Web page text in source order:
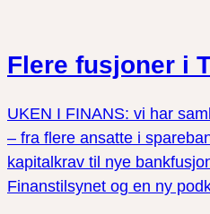
Flere fusjoner i
UKEN I FINANS: vi har
– fra flere ansatte i
kapitalkrav til nye
Finanstilsynet og en ny